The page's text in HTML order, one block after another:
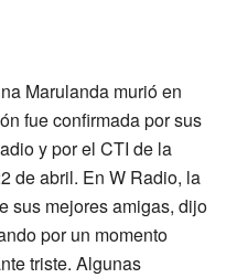
Marulanda murió en
fue confirmada por sus
y por el CTI de la
de abril. En W Radio, la
sus mejores amigas, dijo
por un momento
triste. Algunas